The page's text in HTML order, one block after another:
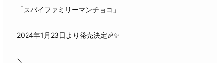
「スパイファミリーマンチョコ」
2024年1月23日より発売決定🎉✨
＼